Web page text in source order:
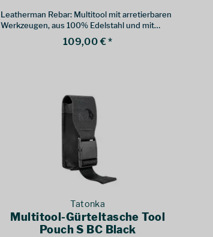
Leatherman Rebar: Multitool mit arretierbaren
Werkzeugen, aus 100% Edelstahl und mit
austauschbaren Drahtschneidern.
109,00 € *
Tatonka
Multitool-Gürteltasche Tool
Pouch S BC Black